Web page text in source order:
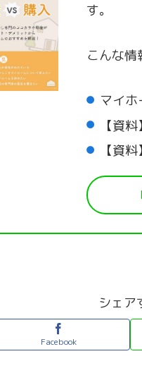
す。
こんな情
マイ
【資
【資
シェア
Facebook